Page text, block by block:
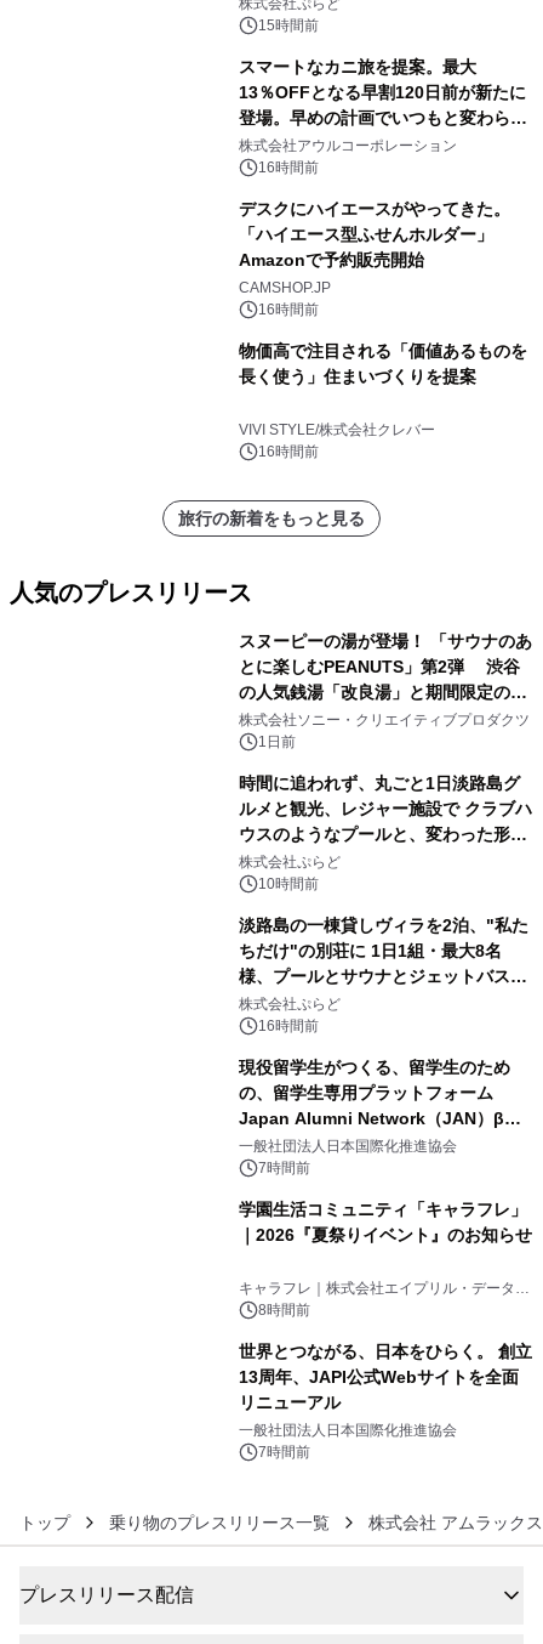
株式会社ぷらど
15時間前
スマートなカニ旅を提案。最大
13％OFFとなる早割120日前が新たに
登場。早めの計画でいつもと変わらぬ
大人の冬旅を。ー夕日ヶ浦温泉「佳松
苑 別邸ふうか」ー
株式会社アウルコーポレーション
16時間前
デスクにハイエースがやってきた。
「ハイエース型ふせんホルダー」
Amazonで予約販売開始
CAMSHOP.JP
16時間前
物価高で注目される「価値あるものを
長く使う」住まいづくりを提案
VIVI STYLE/株式会社クレバー
16時間前
旅行の新着をもっと見る
人気のプレスリリース
スヌーピーの湯が登場！ 「サウナのあ
とに楽しむPEANUTS」第2弾 渋谷
の人気銭湯「改良湯」と期間限定のコ
ラボレーション サウナイキタイコラ
ボグッズも発売決定！
株式会社ソニー・クリエイティブプロダクツ
1日前
時間に追われず、丸ごと1日淡路島グ
ルメと観光、レジャー施設で クラブハ
ウスのようなプールと、変わった形の
サウナも 「THE BOXY AWAJI」のお
得な素泊まり連泊プランで
株式会社ぷらど
10時間前
淡路島の一棟貸しヴィラを2泊、"私た
ちだけ"の別荘に 1日1組・最大8名
様、プールとサウナとジェットバス付
きで Villa Mon Temps AWAJIの連泊
素泊りプラン
株式会社ぷらど
16時間前
現役留学生がつくる、留学生のため
の、留学生専用プラットフォーム
Japan Alumni Network（JAN）β版
をリリース
一般社団法人日本国際化推進協会
7時間前
学園生活コミュニティ「キャラフレ」
｜2026『夏祭りイベント』のお知らせ
キャラフレ｜株式会社エイプリル・データ・
デザインズ
8時間前
世界とつながる、日本をひらく。 創立
13周年、JAPI公式Webサイトを全面
リニューアル
一般社団法人日本国際化推進協会
7時間前
トップ 乗り物のプレスリリース一覧 株式会社 アムラック
プレスリリース配信